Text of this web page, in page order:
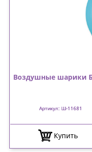
Воздушные шарики
Артикул: Ш-11681
Купить